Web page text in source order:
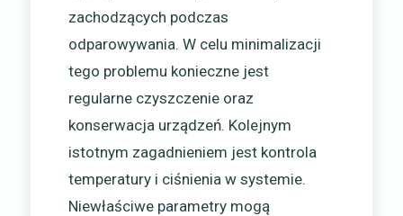
zachodzących podczas
odparowywania. W celu minimalizacji
tego problemu konieczne jest
regularne czyszczenie oraz
konserwacja urządzeń. Kolejnym
istotnym zagadnieniem jest kontrola
temperatury i ciśnienia w systemie.
Niewłaściwe parametry mogą